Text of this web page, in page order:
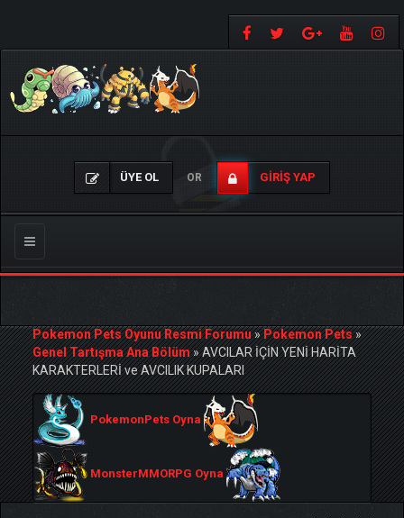
ÜYE OL OR GIRIŞ YAP
Gezinmeyi
Değiştir
Pokemon Pets Oyunu Resmi Forumu»Pokemon Pets»
Genel Tartışma Ana Bölüm»AVCILAR İÇİN YENİ HARİTA
KARAKTERLERİ ve AVCILIK KUPALARI
PokemonPets Oyna
MonsterMMORPG Oyna